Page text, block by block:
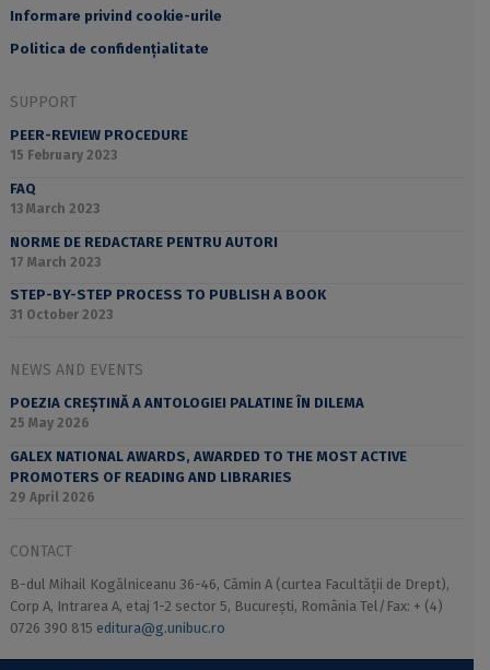
Informare privind cookie-urile
Politica de confidențialitate
SUPPORT
PEER-REVIEW PROCEDURE
15 February 2023
FAQ
13 March 2023
NORME DE REDACTARE PENTRU AUTORI
17 March 2023
STEP-BY-STEP PROCESS TO PUBLISH A BOOK
31 October 2023
NEWS AND EVENTS
POEZIA CREȘTINĂ A ANTOLOGIEI PALATINE ÎN DILEMA
25 May 2026
GALEX NATIONAL AWARDS, AWARDED TO THE MOST ACTIVE
PROMOTERS OF READING AND LIBRARIES
29 April 2026
CONTACT
B-dul Mihail Kogălniceanu 36-46, Cămin A (curtea Facultății de Drept),
Corp A, Intrarea A, etaj 1-2 sector 5, București, România Tel/Fax: + (4)
0726 390 815 editura@g.unibuc.ro